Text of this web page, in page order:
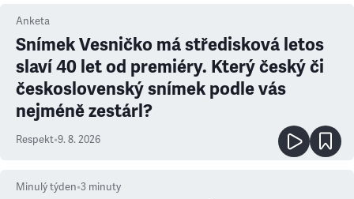
Anketa
Snímek Vesničko má středisková letos
slaví 40 let od premiéry. Který český či
československý snímek podle vás
nejméně zestárl?
Respekt•9. 8. 2026
Minulý týden•3 minuty